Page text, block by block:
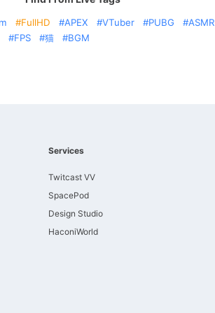
FullHD APEX VTuber PUBG ASMR
FPS
猫 BGM
Services
Twitcast VV
SpacePod
Design Studio
HaconiWorld